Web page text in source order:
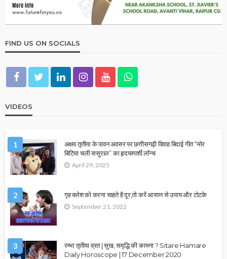
FIND US ON SOCIALS
VIDEOS
1
अक्षय तृतीया के पावन अवसर पर छत्तीसगढ़ी विवाह बिदाई गीत “मोर
बिटिया चली ससुराल” का हृदयस्पर्शी लॉन्च
April 29, 2025
2 गृह क्लेश को करना चाहते है दूर,तो करें आसान से उपाय और टोटके
September 21, 2022
3
रम्भा तृतीया व्रत | सुख, समृद्धि की कामना ? Sitare Hamare
Daily Horoscope | 17 December 2020